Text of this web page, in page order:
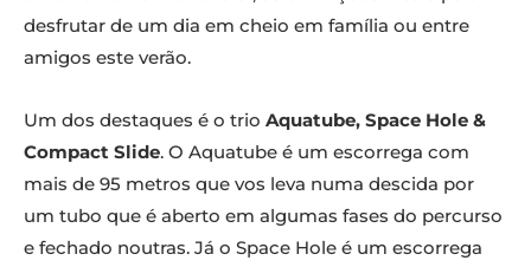
desfrutar de um dia em cheio em família ou entre
amigos este verão.
Um dos destaques é o trio Aquatube, Space Hole &
Compact Slide. O Aquatube é um escorrega com
mais de 95 metros que vos leva numa descida por
um tubo que é aberto em algumas fases do percurso
e fechado noutras. Já o Space Hole é um escorrega